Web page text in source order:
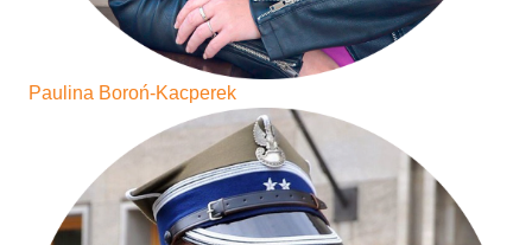
Paulina Boroń-Kacperek